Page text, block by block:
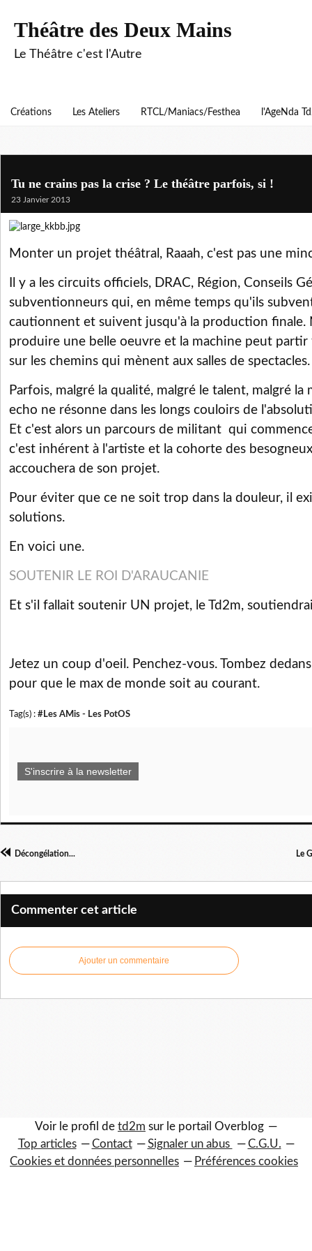
Théâtre des Deux Mains
Le Théâtre c'est l'Autre
Créations Les Ateliers RTCL/Maniacs/Festhea l'AgeNda
Tu ne crains pas la crise ? Le théâtre parfois, si !
23 Janvier 2013
Monter un projet théâtral, Raaah, c'est pas une
Il y a les circuits officiels, DRAC, Région, Conseils
subventionneurs qui, en même temps qu'ils
cautionnent et suivent jusqu'à la production finale.
produire une belle oeuvre et la machine peut partir
sur les chemins qui mènent aux salles de spectacles.
Parfois, malgré la qualité, malgré le talent, malgré
echo ne résonne dans les longs couloirs de
Et c'est alors un parcours de militant qui
c'est inhérent à l'artiste et la cohorte des
accouchera de son projet.
Pour éviter que ce ne soit trop dans la douleur, il
solutions.
En voici une.
SOUTENIR LE ROI D'ARAUCANIE
Et s'il fallait soutenir UN projet, le Td2m,
Jetez un coup d'oeil. Penchez-vous. Tombez
pour que le max de monde soit au courant.
Tag(s) : #Les AMis - Les PotOS
S'inscrire à la newsletter
Décongélation... Le
Commenter cet article
Ajouter un commentaire
Voir le profil de td2m sur le portail Overblog
Top articles
Contact Signaler un abus
C.G.U.
Cookies et données personnelles
Préférences cookies